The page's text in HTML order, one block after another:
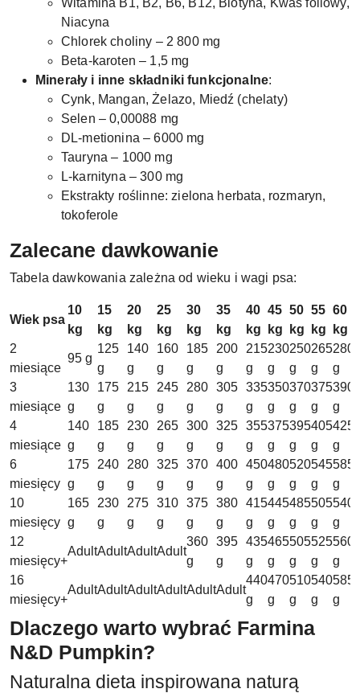
Witamina B1, B2, B6, B12, Biotyna, Kwas foliowy,
Niacyna
Chlorek choliny – 2 800 mg
Beta-karoten – 1,5 mg
Minerały i inne składniki funkcjonalne:
Cynk, Mangan, Żelazo, Miedź (chelaty)
Selen – 0,00088 mg
DL-metionina – 6000 mg
Tauryna – 1000 mg
L-karnityna – 300 mg
Ekstrakty roślinne: zielona herbata, rozmaryn,
tokoferole
Zalecane dawkowanie
Tabela dawkowania zależna od wieku i wagi psa:
Wiek psa
10
kg
15
kg
20
kg
25
kg
30
kg
35
kg
40
kg
45
kg
50
kg
55
kg
60
kg
2
miesiące
95 g
125
g
140
g
160
g
185
g
200
g
215
g
230
g
250
g
265
g
280
g
3
miesiące
130
g
175
g
215
g
245
g
280
g
305
g
335
g
350
g
370
g
375
g
390
g
4
miesiące
140
g
185
g
230
g
265
g
300
g
325
g
355
g
375
g
395
g
405
g
425
g
6
miesięcy
175
g
240
g
280
g
325
g
370
g
400
g
450
g
480
g
520
g
545
g
585
g
10
miesięcy
165
g
230
g
275
g
310
g
375
g
380
g
415
g
445
g
485
g
505
g
540
g
12
miesięcy+
AdultAdultAdultAdult
360
g
395
g
435
g
465
g
505
g
525
g
560
g
16
miesięcy+
AdultAdultAdultAdultAdultAdult
440
g
470
g
510
g
540
g
585
g
Dlaczego warto wybrać Farmina
N&D Pumpkin?
Naturalna dieta inspirowana naturą